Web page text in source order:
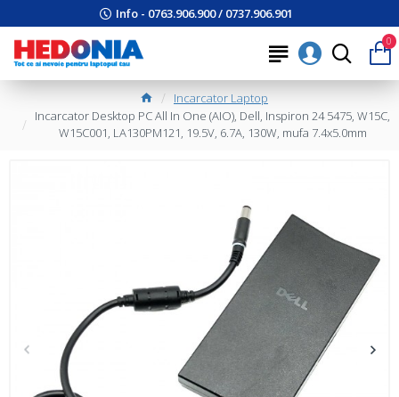
Info - 0763.906.900 / 0737.906.901
0
Incarcator Laptop
Incarcator Desktop PC All In One (AIO), Dell, Inspiron 24 5475, W15C,
W15C001, LA130PM121, 19.5V, 6.7A, 130W, mufa 7.4x5.0mm